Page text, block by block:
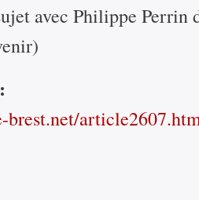
avec Philippe Perrin
brest.net/